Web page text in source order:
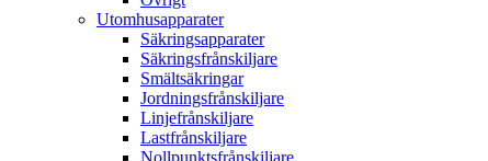
Utomhusapparater
Säkringsapparater
Säkringsfrånskiljare
Smältsäkringar
Jordningsfrånskiljare
Linjefrånskiljare
Lastfrånskiljare
Nollpunktsfrånskiljare